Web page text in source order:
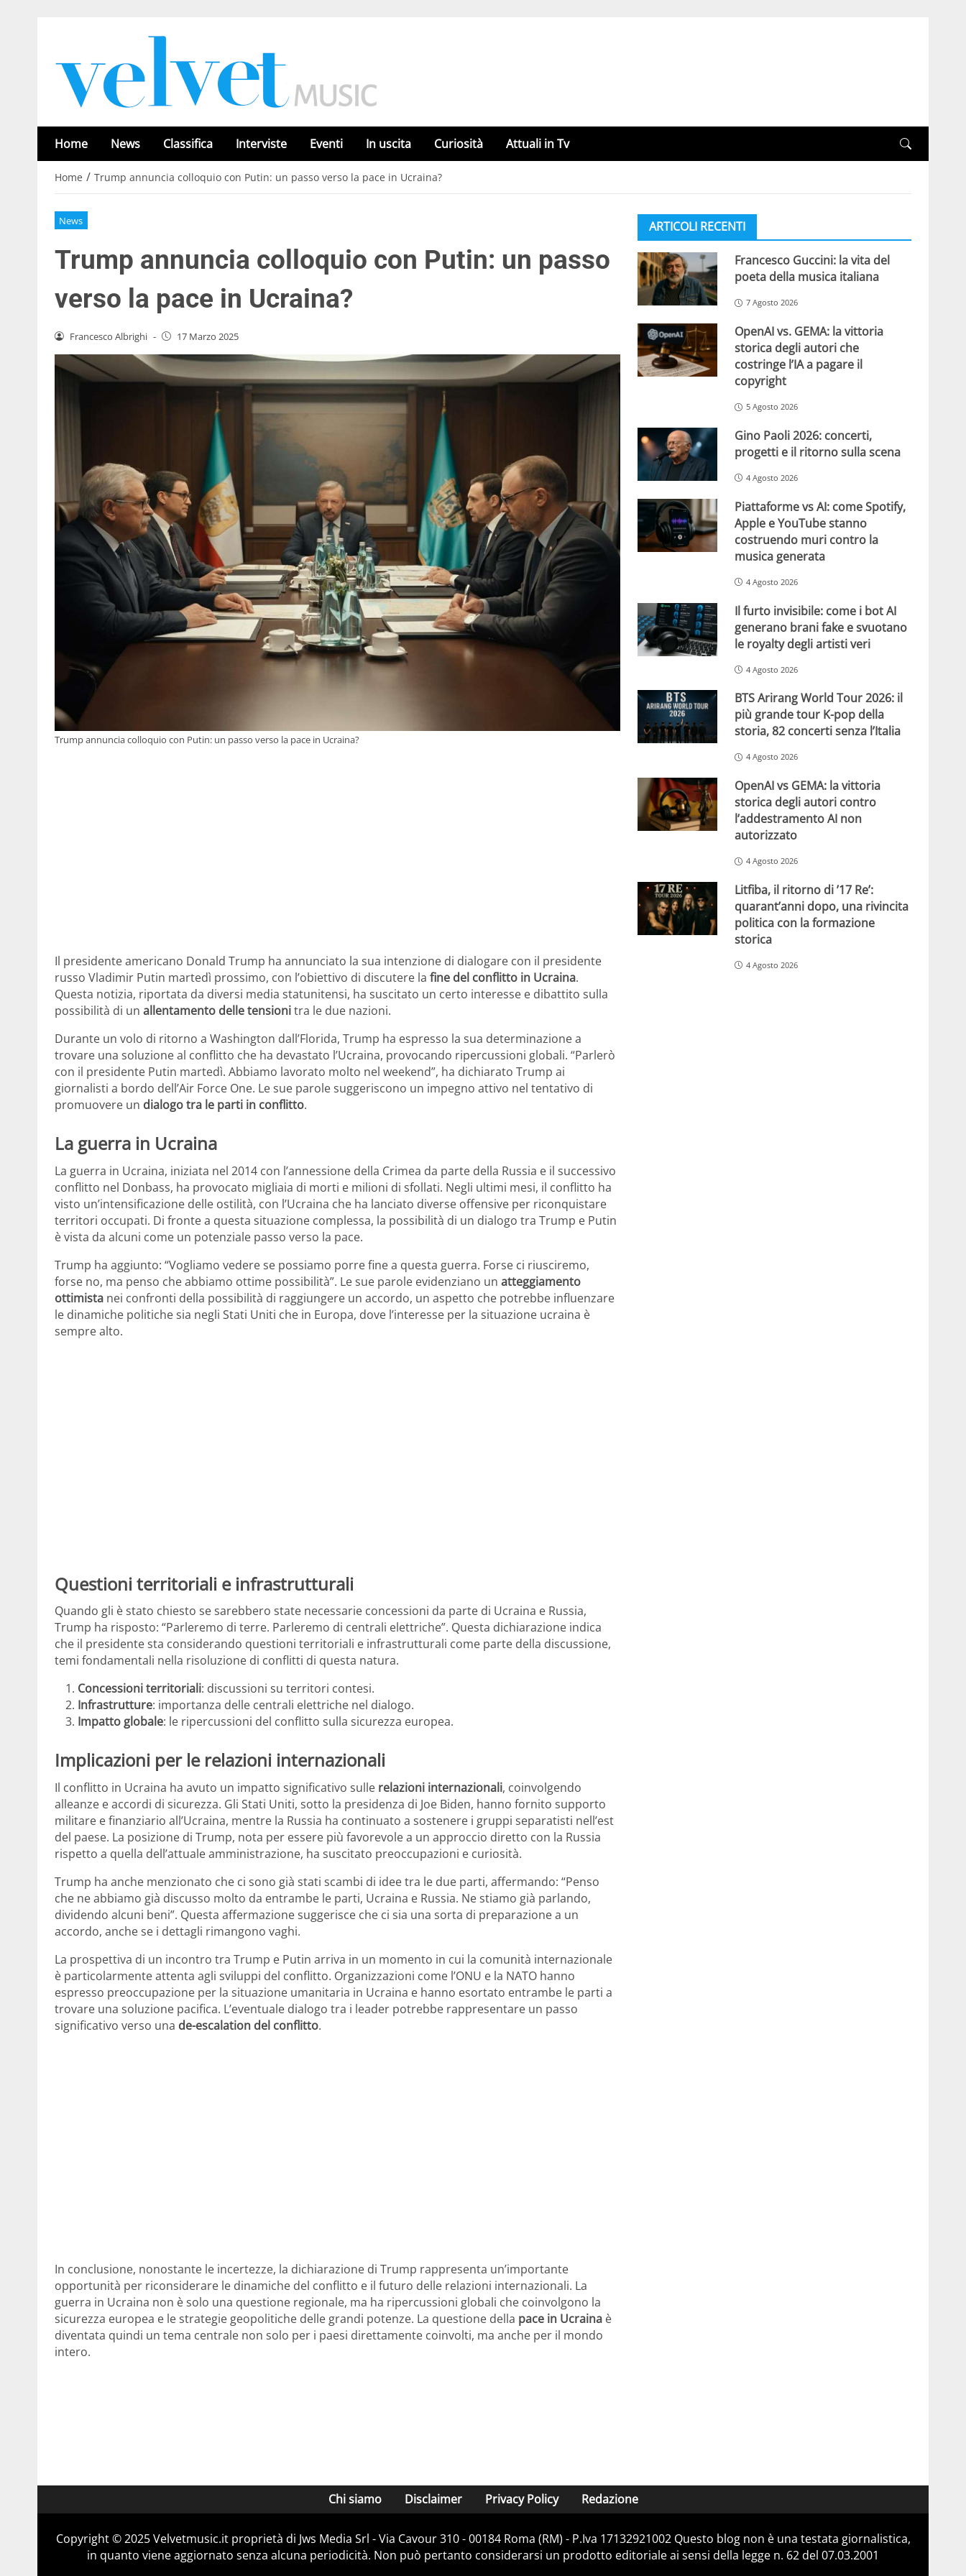
Home News Classifica Interviste Eventi In uscita Curiosità Attuali in Tv
Home / Trump annuncia colloquio con Putin: un passo verso la pace in Ucraina?
News
Trump annuncia colloquio con Putin: un passo
verso la pace in Ucraina?
Francesco Albrighi - 17 Marzo 2025
Trump annuncia colloquio con Putin: un passo verso la pace in Ucraina?
Il presidente americano Donald Trump ha annunciato la sua intenzione di dialogare con il presidente
russo Vladimir Putin martedì prossimo, con l’obiettivo di discutere la fine del conflitto in Ucraina.
Questa notizia, riportata da diversi media statunitensi, ha suscitato un certo interesse e dibattito sulla
possibilità di un allentamento delle tensionitra le due nazioni.
Durante un volo di ritorno a Washington dall’Florida, Trump ha espresso la sua determinazione a
trovare una soluzione al conflitto che ha devastato l’Ucraina, provocando ripercussioni globali. “Parlerò
con il presidente Putin martedì. Abbiamo lavorato molto nel weekend”, ha dichiarato Trump ai
giornalisti a bordo dell’Air Force One. Le sue parole suggeriscono un impegno attivo nel tentativo di
promuovere un dialogo tra le parti in conflitto.
La guerra in Ucraina
La guerra in Ucraina, iniziata nel 2014 con l’annessione della Crimea da parte della Russia e il successivo
conflitto nel Donbass, ha provocato migliaia di morti e milioni di sfollati. Negli ultimi mesi, il conflitto ha
visto un’intensificazione delle ostilità, con l’Ucraina che ha lanciato diverse offensive per riconquistare
territori occupati. Di fronte a questa situazione complessa, la possibilità di un dialogo tra Trump e Putin
è vista da alcuni come un potenziale passo verso la pace.
Trump ha aggiunto: “Vogliamo vedere se possiamo porre fine a questa guerra. Forse ci riusciremo,
forse no, ma penso che abbiamo ottime possibilità”. Le sue parole evidenziano un atteggiamento
ottimista nei confronti della possibilità di raggiungere un accordo, un aspetto che potrebbe influenzare
le dinamiche politiche sia negli Stati Uniti che in Europa, dove l’interesse per la situazione ucraina è
sempre alto.
Questioni territoriali e infrastrutturali
Quando gli è stato chiesto se sarebbero state necessarie concessioni da parte di Ucraina e Russia,
Trump ha risposto: “Parleremo di terre. Parleremo di centrali elettriche”. Questa dichiarazione indica
che il presidente sta considerando questioni territoriali e infrastrutturali come parte della discussione,
temi fondamentali nella risoluzione di conflitti di questa natura.
Concessioni territoriali: discussioni su territori contesi.
Infrastrutture: importanza delle centrali elettriche nel dialogo.
Impatto globale: le ripercussioni del conflitto sulla sicurezza europea.
Implicazioni per le relazioni internazionali
Il conflitto in Ucraina ha avuto un impatto significativo sulle relazioni internazionali, coinvolgendo
alleanze e accordi di sicurezza. Gli Stati Uniti, sotto la presidenza di Joe Biden, hanno fornito supporto
militare e finanziario all’Ucraina, mentre la Russia ha continuato a sostenere i gruppi separatisti nell’est
del paese. La posizione di Trump, nota per essere più favorevole a un approccio diretto con la Russia
rispetto a quella dell’attuale amministrazione, ha suscitato preoccupazioni e curiosità.
Trump ha anche menzionato che ci sono già stati scambi di idee tra le due parti, affermando: “Penso
che ne abbiamo già discusso molto da entrambe le parti, Ucraina e Russia. Ne stiamo già parlando,
dividendo alcuni beni”. Questa affermazione suggerisce che ci sia una sorta di preparazione a un
accordo, anche se i dettagli rimangono vaghi.
La prospettiva di un incontro tra Trump e Putin arriva in un momento in cui la comunità internazionale
è particolarmente attenta agli sviluppi del conflitto. Organizzazioni come l’ONU e la NATO hanno
espresso preoccupazione per la situazione umanitaria in Ucraina e hanno esortato entrambe le parti a
trovare una soluzione pacifica. L’eventuale dialogo tra i leader potrebbe rappresentare un passo
significativo verso una de-escalation del conflitto.
In conclusione, nonostante le incertezze, la dichiarazione di Trump rappresenta un’importante
opportunità per riconsiderare le dinamiche del conflitto e il futuro delle relazioni internazionali. La
guerra in Ucraina non è solo una questione regionale, ma ha ripercussioni globali che coinvolgono la
sicurezza europea e le strategie geopolitiche delle grandi potenze. La questione della pace in Ucraina è
diventata quindi un tema centrale non solo per i paesi direttamente coinvolti, ma anche per il mondo
intero.
ARTICOLI RECENTI
Francesco Guccini: la vita del
poeta della musica italiana
7 Agosto 2026
OpenAI vs. GEMA: la vittoria
storica degli autori che
costringe l’IA a pagare il
copyright
5 Agosto 2026
Gino Paoli 2026: concerti,
progetti e il ritorno sulla scena
4 Agosto 2026
Piattaforme vs AI: come Spotify,
Apple e YouTube stanno
costruendo muri contro la
musica generata
4 Agosto 2026
Il furto invisibile: come i bot AI
generano brani fake e svuotano
le royalty degli artisti veri
4 Agosto 2026
BTS Arirang World Tour 2026: il
più grande tour K-pop della
storia, 82 concerti senza l’Italia
4 Agosto 2026
OpenAI vs GEMA: la vittoria
storica degli autori contro
l’addestramento AI non
autorizzato
4 Agosto 2026
Litfiba, il ritorno di ’17 Re’:
quarant’anni dopo, una rivincita
politica con la formazione
storica
4 Agosto 2026
Chi siamo Disclaimer Privacy Policy Redazione
Copyright © 2025 Velvetmusic.it proprietà di Jws Media Srl - Via Cavour 310 - 00184 Roma (RM) - P.Iva 17132921002 Questo blog non è una testata giornalistica,
in quanto viene aggiornato senza alcuna periodicità. Non può pertanto considerarsi un prodotto editoriale ai sensi della legge n. 62 del 07.03.2001